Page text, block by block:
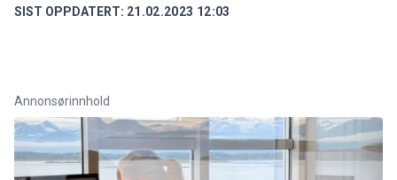
SIST OPPDATERT: 21.02.2023 12:03
Annonsørinnhold